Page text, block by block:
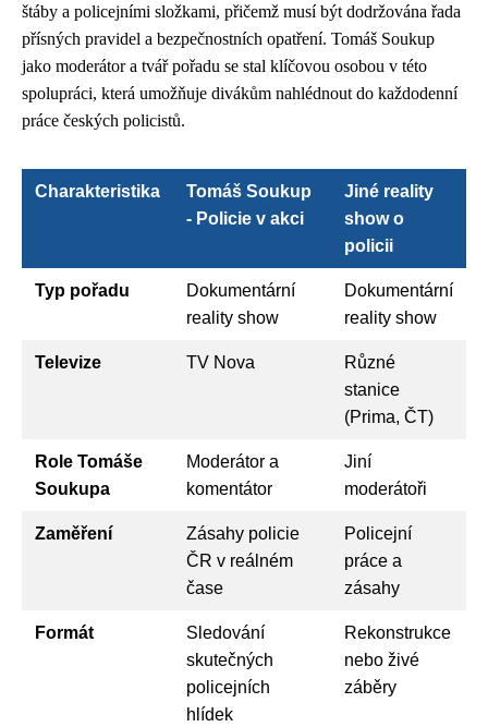
štáby a policejními složkami, přičemž musí být dodržována řada
přísných pravidel a bezpečnostních opatření. Tomáš Soukup
jako moderátor a tvář pořadu se stal klíčovou osobou v této
spolupráci, která umožňuje divákům nahlédnout do každodenní
práce českých policistů.
Charakteristika
Tomáš Soukup
- Policie v akci
Jiné reality
show o
policii
Typ pořadu
Dokumentární
reality show
Dokumentární
reality show
Televize TV Nova
Různé
stanice
(Prima, ČT)
Role Tomáše
Soukupa
Moderátor a
komentátor
Jiní
moderátoři
Zaměření
Zásahy policie
ČR v reálném
čase
Policejní
práce a
zásahy
Formát
Sledování
skutečných
policejních
hlídek
Rekonstrukce
nebo živé
záběry